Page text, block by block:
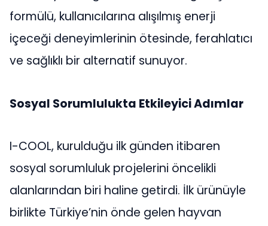
formülü, kullanıcılarına alışılmış enerji
içeceği deneyimlerinin ötesinde, ferahlatıcı
ve sağlıklı bir alternatif sunuyor.
Sosyal Sorumlulukta Etkileyici Adımlar
I-COOL, kurulduğu ilk günden itibaren
sosyal sorumluluk projelerini öncelikli
alanlarından biri haline getirdi. İlk ürünüyle
birlikte Türkiye’nin önde gelen hayvan